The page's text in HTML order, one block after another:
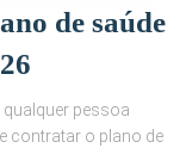
de saúde
pessoa
contratar o plano de